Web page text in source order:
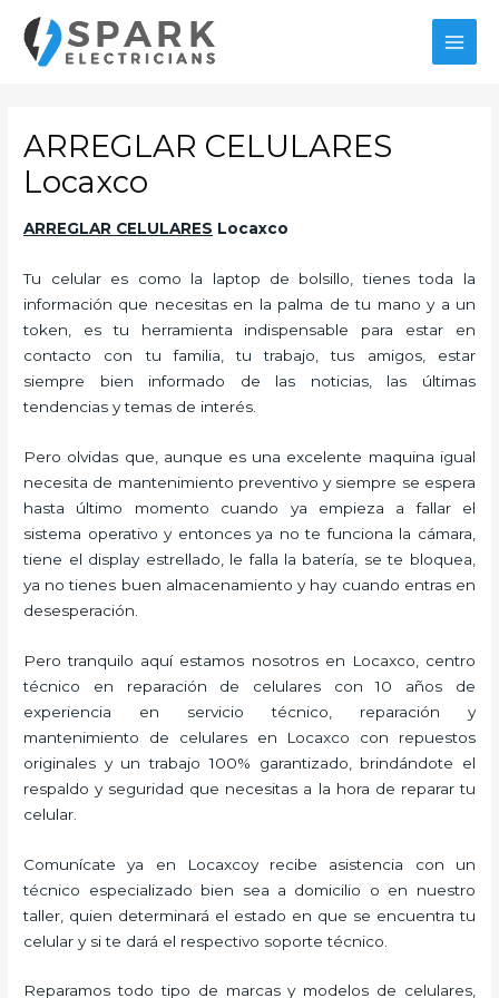
contenido
ARREGLAR CELULARES
Locaxco
ARREGLAR CELULARES Locaxco
Tu celular es como la laptop de bolsillo, tienes toda la
información que necesitas en la palma de tu mano y a un
token, es tu herramienta indispensable para estar en
contacto con tu familia, tu trabajo, tus amigos, estar
siempre bien informado de las noticias, las últimas
tendencias y temas de interés.
Pero olvidas que, aunque es una excelente maquina igual
necesita de mantenimiento preventivo y siempre se espera
hasta último momento cuando ya empieza a fallar el
sistema operativo y entonces ya no te funciona la cámara,
tiene el display estrellado, le falla la batería, se te bloquea,
ya no tienes buen almacenamiento y hay cuando entras en
desesperación.
Pero tranquilo aquí estamos nosotros en Locaxco, centro
técnico en reparación de celulares con 10 años de
experiencia en servicio técnico, reparación y
mantenimiento de celulares en Locaxco con repuestos
originales y un trabajo 100% garantizado, brindándote el
respaldo y seguridad que necesitas a la hora de reparar tu
celular.
Comunícate ya en Locaxcoy recibe asistencia con un
técnico especializado bien sea a domicilio o en nuestro
taller, quien determinará el estado en que se encuentra tu
celular y si te dará el respectivo soporte técnico.
Reparamos todo tipo de marcas y modelos de celulares,